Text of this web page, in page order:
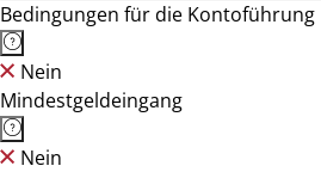
Bedingungen für die Kontoführung
Nein
Mindestgeldeingang
Nein